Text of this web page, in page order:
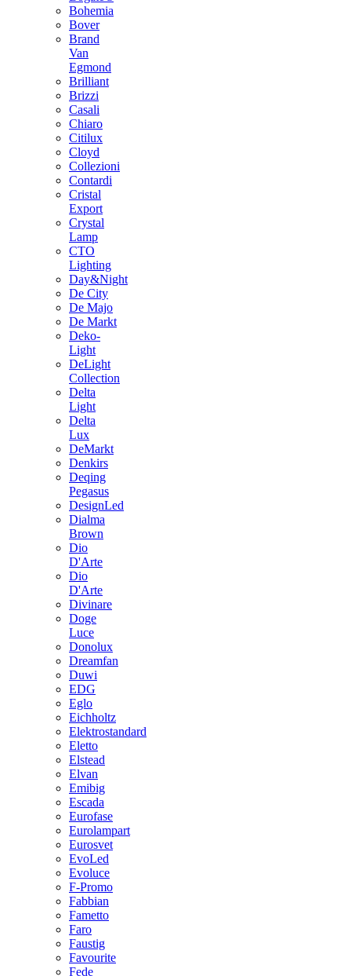
Bohemia
Bover
Brand
Van
Egmond
Brilliant
Brizzi
Casali
Chiaro
Citilux
Cloyd
Collezioni
Contardi
Cristal
Export
Crystal
Lamp
CTO
Lighting
Day&Night
De City
De Majo
De Markt
Deko-
Light
DeLight
Collection
Delta
Light
Delta
Lux
DeMarkt
Denkirs
Deqing
Pegasus
DesignLed
Dialma
Brown
Dio
D'Arte
Dio
D'Arte
Divinare
Doge
Luce
Donolux
Dreamfan
Duwi
EDG
Eglo
Eichholtz
Elektrostandard
Eletto
Elstead
Elvan
Emibig
Escada
Eurofase
Eurolampart
Eurosvet
EvoLed
Evoluce
F-Promo
Fabbian
Fametto
Faro
Faustig
Favourite
Fede